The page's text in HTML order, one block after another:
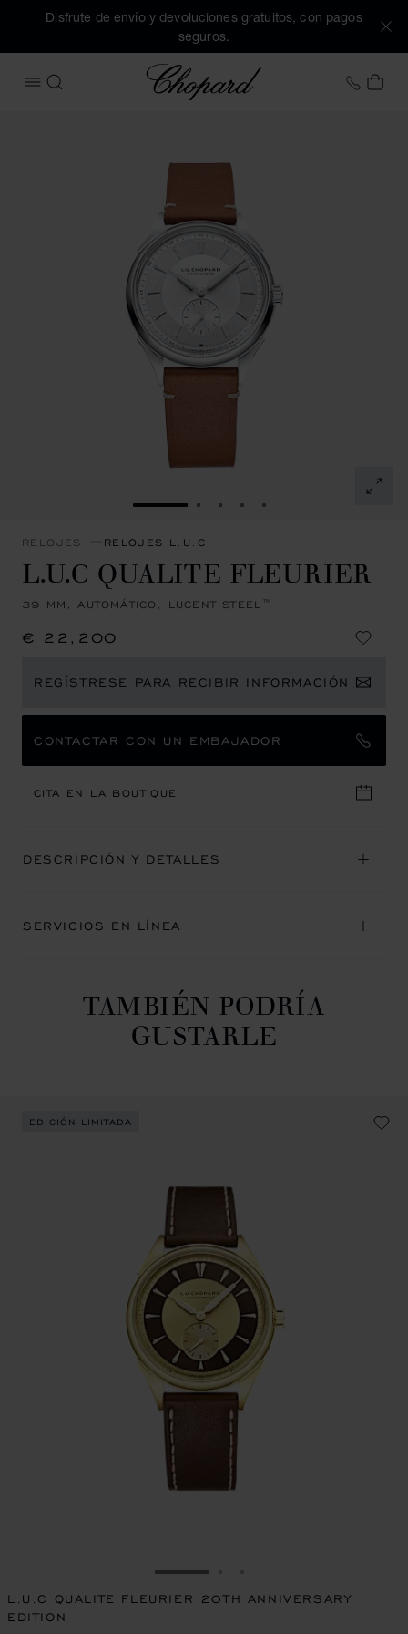
Disfrute de envío y devoluciones gratuitos, con pagos
seguros.
ABRIR MENÚ
BUSCAR
Chopard +34
MI
IR A LA DIAPOSITIVA 1
IR A LA DIAPOSITIVA 2
IR A LA DIAPOSITIVA 3
IR A LA DIAPOSITIVA
IR A LA
RELOJES RELOJES L.U.C
L.U.C QUALITE FLEURIER
39 MM, AUTOMÁTICO, LUCENT STEEL™
€ 22,200
REGÍSTRESE PARA RECIBIR INFORMACIÓN
CONTACTAR CON UN EMBAJADOR
CITA EN LA BOUTIQUE
DESCRIPCIÓN Y DETALLES
SERVICIOS EN LÍNEA
TAMBIÉN PODRÍA
GUSTARLE
EDICIÓN LIMITADA
IR A LA DIAPOSITIVA 1
L.U.C QUALITE FLEURIER 20TH ANNIVERSARY
EDITION